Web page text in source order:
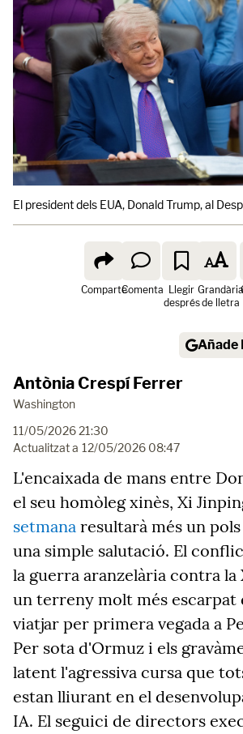
El president dels EUA, Donald Trump, al
ComparteComenta Llegir
després
Grandària
de lletra
Añade
Antònia Crespí Ferrer
Washington
11/05/2026 21:30
Actualitzat a 12/05/2026 08:47
L'encaixada de mans entre
el seu homòleg xinès, Xi
setmana resultarà més un
una simple salutació. El
la guerra aranzelària contra
un terreny molt més escarpat
viatjar per primera vegada a
Per sota d'Ormuz i els
latent l'agressiva cursa que
estan lliurant en el
IA. El seguici de directors